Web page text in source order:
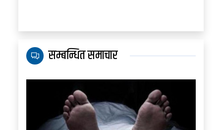
सम्बन्धित समाचार